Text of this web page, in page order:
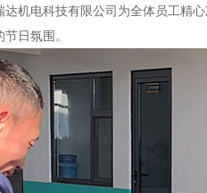
机电科技有限公司为全体员工精
日氛围。